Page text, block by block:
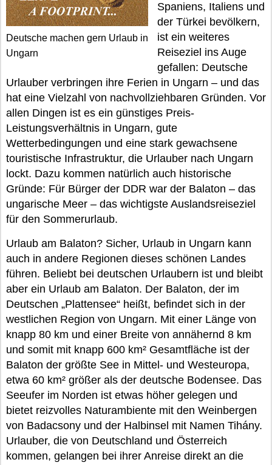
Deutsche machen gern Urlaub in
Ungarn
Spaniens, Italiens und
der Türkei bevölkern,
ist ein weiteres
Reiseziel ins Auge
gefallen: Deutsche
Urlauber verbringen ihre Ferien in Ungarn – und das
hat eine Vielzahl von nachvollziehbaren Gründen. Vor
allen Dingen ist es ein günstiges Preis-
Leistungsverhältnis in Ungarn, gute
Wetterbedingungen und eine stark gewachsene
touristische Infrastruktur, die Urlauber nach Ungarn
lockt. Dazu kommen natürlich auch historische
Gründe: Für Bürger der DDR war der Balaton – das
ungarische Meer – das wichtigste Auslandsreiseziel
für den Sommerurlaub.
Urlaub am Balaton? Sicher, Urlaub in Ungarn kann
auch in andere Regionen dieses schönen Landes
führen. Beliebt bei deutschen Urlaubern ist und bleibt
aber ein Urlaub am Balaton. Der Balaton, der im
Deutschen „Plattensee“ heißt, befindet sich in der
westlichen Region von Ungarn. Mit einer Länge von
knapp 80 km und einer Breite von annähernd 8 km
und somit mit knapp 600 km² Gesamtfläche ist der
Balaton der größte See in Mittel- und Westeuropa,
etwa 60 km² größer als der deutsche Bodensee. Das
Seeufer im Norden ist etwas höher gelegen und
bietet reizvolles Naturambiente mit den Weinbergen
von Badacsony und der Halbinsel mit Namen Tihány.
Urlauber, die von Deutschland und Österreich
kommen, gelangen bei ihrer Anreise direkt an die